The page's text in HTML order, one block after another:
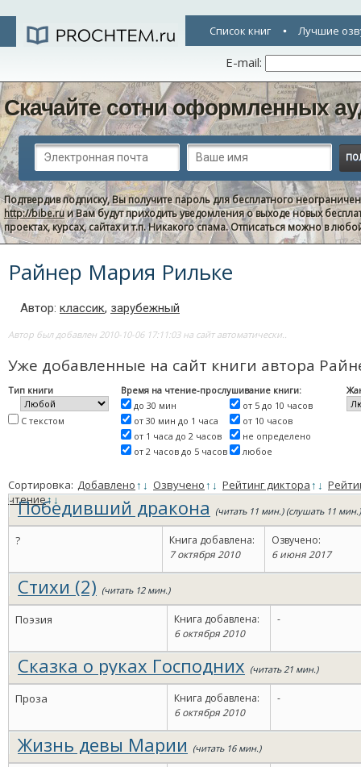
Список книг Лучшие
E-mail:
Скачайте сотни оформленных
Подтвердив подписку, Вы получите пароль для бесплатного
http://bibe.ruи Вам будут приходить уведомления о выходе новых
проектах, курсах, сайтах и т.п. Никакого спама. Отписаться можно в
Райнер Мария Рильке
Автор: классик, зарубежный
Автор был добавлен 2010-10-06 17:11:03 на сайт автоматически..
Уже добавленные на сайт книги автора
Тип книги
С текстом
Время на чтение-прослушивание книги:
до 30 мин
от 30 мин до 1 часа
от 1 часа до 2 часов
от 2 часов до 5 часов
от 5 до 10 часов
от 10 часов
не определено
любое
Сортировка: Добавлено↑ ↓ Озвучено↑ ↓ Рейтинг диктора↑ ↓
чтение↑↓
Победивший дракона (читать 11 мин.) (слушать 11 мин.)
?
Книга добавлена:
7 октября 2010
Озвучено:
6 июня 2017
Стихи (2) (читать 12 мин.)
Поэзия
Книга добавлена:
6 октября 2010
-
Сказка о руках Господних (читать 21 мин.)
Проза
Книга добавлена:
6 октября 2010
-
Жизнь девы Марии (читать 16 мин.)